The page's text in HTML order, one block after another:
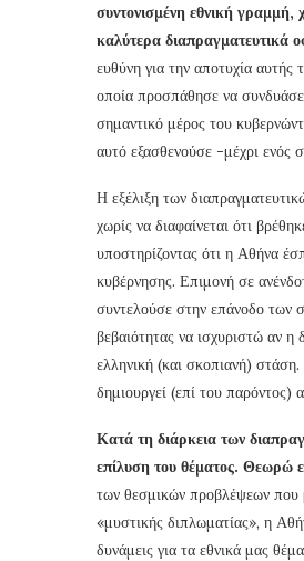
συντονισμένη εθνική γραμμή,
καλύτερα διαπραγματευτικά
ευθύνη για την αποτυχία αυτής
οποία προσπάθησε να
σημαντικό μέρος του
αυτό εξασθενούσε -μέχρι ενός
Η εξέλιξη των
χωρίς να διαφαίνεται ότι
υποστηρίζοντας ότι η Αθήνα
κυβέρνησης. Επιμονή σε
συντελούσε στην επάνοδο των
βεβαιότητας να ισχυριστώ αν η
ελληνική (και σκοπιανή)
δημιουργεί (επί του παρόντος)
Κατά τη διάρκεια των
επίλυση του θέματος. Θεωρώ
των θεσμικών προβλέψεων που
«μυστικής διπλωματίας», η
δυνάμεις για τα εθνικά μας